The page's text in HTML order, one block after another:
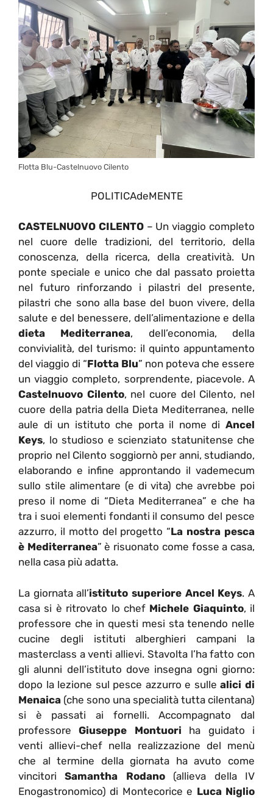
Flotta Blu-Castelnuovo Cilento
POLITICAdeMENTE
CASTELNUOVO CILENTO– Un viaggio completo
nel cuore delle tradizioni, del territorio, della
conoscenza, della ricerca, della creatività. Un
ponte speciale e unico che dal passato proietta
nel futuro rinforzando i pilastri del presente,
pilastri che sono alla base del buon vivere, della
salute e del benessere, dell’alimentazione e della
dieta Mediterranea, dell’economia, della
convivialità, del turismo: il quinto appuntamento
del viaggio di “Flotta Blu” non poteva che essere
un viaggio completo, sorprendente, piacevole. A
Castelnuovo Cilento, nel cuore del Cilento, nel
cuore della patria della Dieta Mediterranea, nelle
aule di un istituto che porta il nome di Ancel
Keys, lo studioso e scienziato statunitense che
proprio nel Cilento soggiornò per anni, studiando,
elaborando e infine approntando il vademecum
sullo stile alimentare (e di vita) che avrebbe poi
preso il nome di “Dieta Mediterranea” e che ha
tra i suoi elementi fondanti il consumo del pesce
azzurro, il motto del progetto “La nostra pesca
è Mediterranea” è risuonato come fosse a casa,
nella casa più adatta.
La giornata all’istituto superiore Ancel Keys. A
casa si è ritrovato lo chef Michele Giaquinto, il
professore che in questi mesi sta tenendo nelle
cucine degli istituti alberghieri campani la
masterclass a venti allievi. Stavolta l’ha fatto con
gli alunni dell’istituto dove insegna ogni giorno:
dopo la lezione sul pesce azzurro e sullealici di
Menaica (che sono una specialità tutta cilentana)
si è passati ai fornelli. Accompagnato dal
professoreGiuseppe Montuori ha guidato i
venti allievi-chef nella realizzazione del menù
che al termine della giornata ha avuto come
vincitoriSamantha Rodano(allieva della IV
Enogastronomico) di Montecorice e Luca Niglio